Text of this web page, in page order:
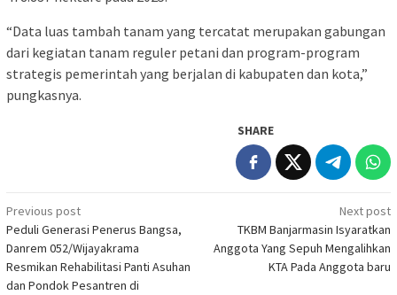
“Data luas tambah tanam yang tercatat merupakan gabungan
dari kegiatan tanam reguler petani dan program-program
strategis pemerintah yang berjalan di kabupaten dan kota,”
pungkasnya.
SHARE
Post
navigation
Previous post
Peduli Generasi Penerus Bangsa,
Danrem 052/Wijayakrama
Resmikan Rehabilitasi Panti Asuhan
dan Pondok Pesantren di
Next post
TKBM Banjarmasin Isyaratkan
Anggota Yang Sepuh Mengalihkan
KTA Pada Anggota baru